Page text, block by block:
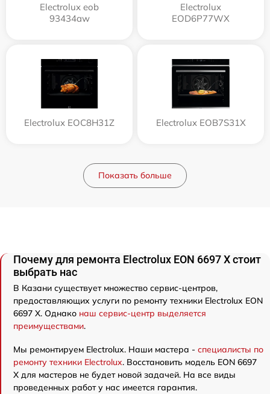
Electrolux eob
93434aw
Electrolux
EOD6P77WX
Electrolux EOC8H31Z Electrolux EOB7S31X
Показать больше
Почему для ремонта Electrolux EON 6697 X стоит
выбрать нас
В Казани существует множество сервис-центров,
предоставляющих услуги по ремонту техники Electrolux EON
6697 X. Однако наш сервис-центр выделяется
преимуществами.
Мы ремонтируем Electrolux. Наши мастера - специалисты по
ремонту техники Electrolux. Восстановить модель EON 6697
X для мастеров не будет новой задачей. На все виды
проведенных работ у нас имеется гарантия.